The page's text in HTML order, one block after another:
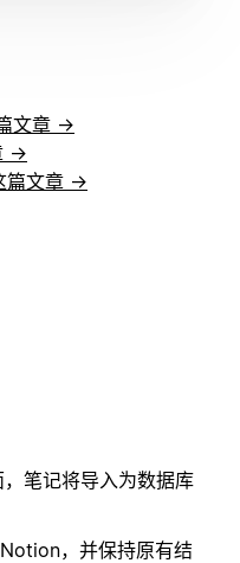
文章 →
→
篇文章 →
笔记将导入为数据库
，并保持原有结